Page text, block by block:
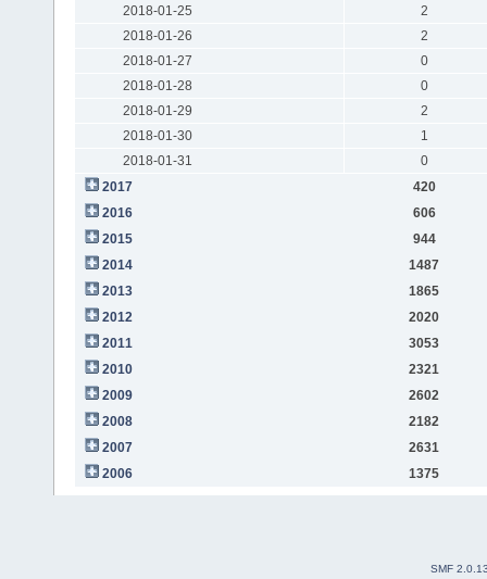
2018-01-25
2
2018-01-26
2
2018-01-27
0
2018-01-28
0
2018-01-29
2
2018-01-30
1
2018-01-31
0
2017
420
2016
606
2015
944
2014
1487
2013
1865
2012
2020
2011
3053
2010
2321
2009
2602
2008
2182
2007
2631
2006
1375
SMF